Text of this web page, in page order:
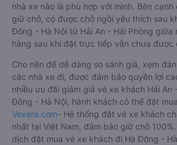
nhà xe nào là phù hợp với mình. Bên
giữ chỗ, có được chỗ ngồi yêu thích sau
Đông - Hà Nội từ Hải An - Hải Phòng giữa
hàng sau khi đặt trực tiếp vẫn chưa được
Cho nên để dễ dàng so sánh giá, xem
các nhà xe đi, được đảm bảo quyền lợi
nhiều ưu đãi giảm giá vé xe khách Hải An
Đông - Hà Nội, hành khách có thể đặt
Vexere.com- Hệ thống đặt vé xe khách
nhất tại Việt Nam, đảm bảo giữ chỗ
dịch đặt mua vé xe khách đi Hà Đông -